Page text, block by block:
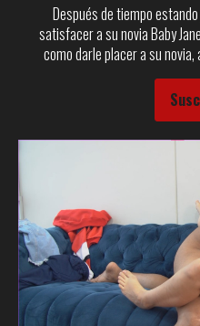
Después de tiempo
satisfacer a su novia Baby
como darle placer a su